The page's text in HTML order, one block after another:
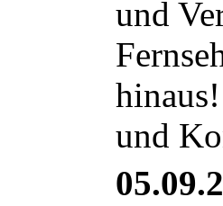
und
und